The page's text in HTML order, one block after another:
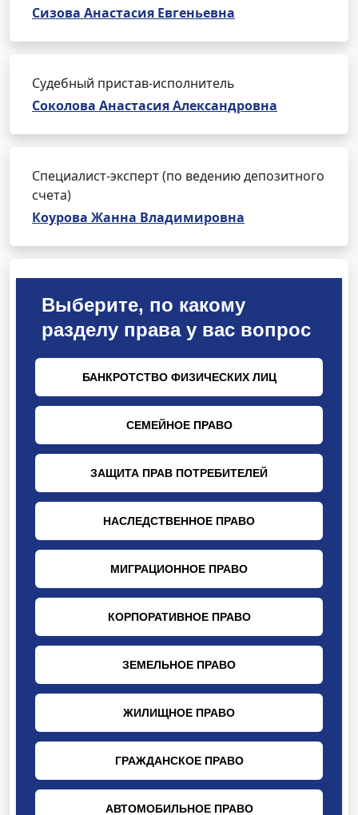
Сизова Анастасия Евгеньевна
Судебный пристав-исполнитель
Соколова Анастасия Александровна
Специалист-эксперт (по ведению депозитного
счета)
Коурова Жанна Владимировна